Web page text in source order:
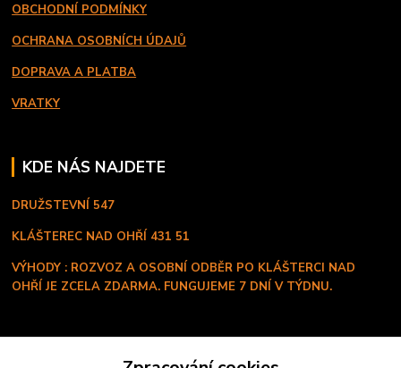
OBCHODNÍ PODMÍNKY
OCHRANA OSOBNÍCH ÚDAJŮ
DOPRAVA A PLATBA
VRATKY
KDE NÁS NAJDETE
DRUŽSTEVNÍ 547
KLÁŠTEREC NAD OHŘÍ 431 51
VÝHODY : ROZVOZ A OSOBNÍ ODBĚR PO KLÁŠTERCI NAD
OHŘÍ JE ZCELA ZDARMA. FUNGUJEME 7 DNÍ V TÝDNU.